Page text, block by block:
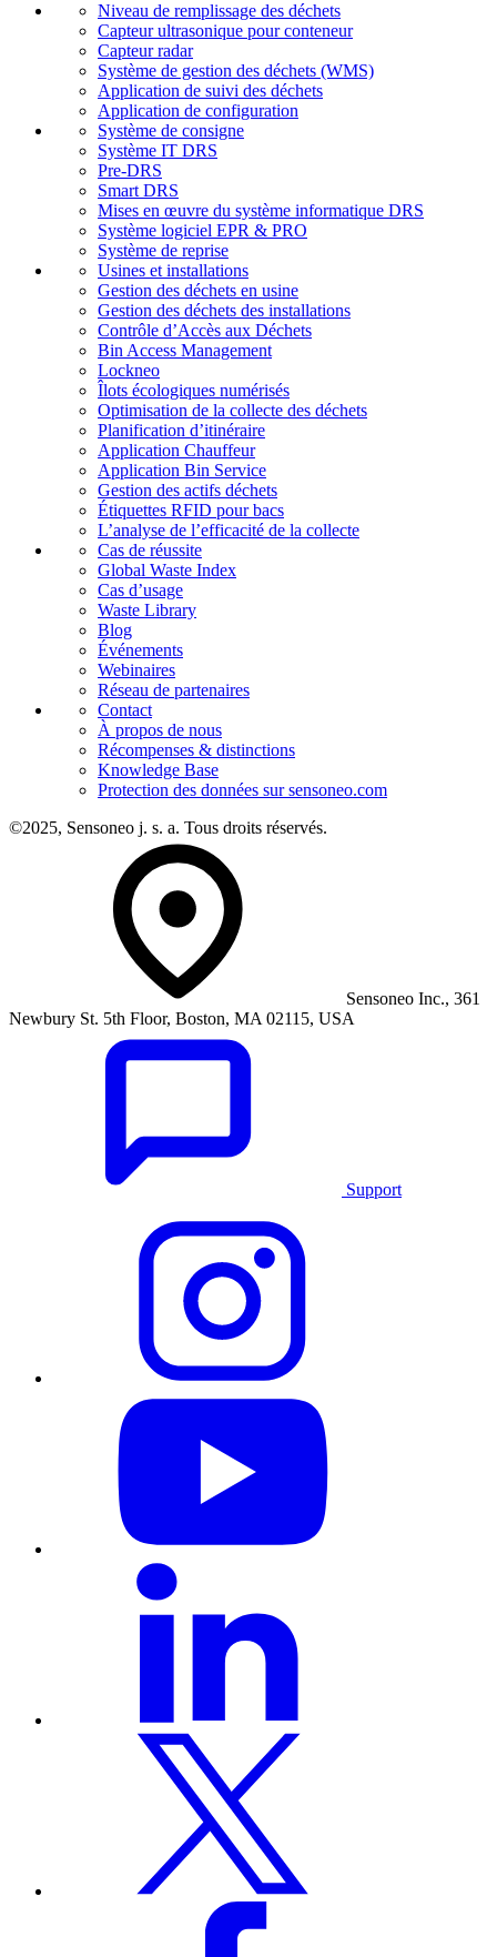
Niveau de remplissage des déchets
Capteur ultrasonique pour conteneur
Capteur radar
Système de gestion des déchets (WMS)
Application de suivi des déchets
Application de configuration
Système de consigne
Système IT DRS
Pre-DRS
Smart DRS
Mises en œuvre du système informatique DRS
Système logiciel EPR & PRO
Système de reprise
Usines et installations
Gestion des déchets en usine
Gestion des déchets des installations
Contrôle d’Accès aux Déchets
Bin Access Management
Lockneo
Îlots écologiques numérisés
Optimisation de la collecte des déchets
Planification d’itinéraire
Application Chauffeur
Application Bin Service
Gestion des actifs déchets
Étiquettes RFID pour bacs
L’analyse de l’efficacité de la collecte
Cas de réussite
Global Waste Index
Cas d’usage
Waste Library
Blog
Événements
Webinaires
Réseau de partenaires
Contact
À propos de nous
Récompenses & distinctions
Knowledge Base
Protection des données sur sensoneo.com
©2025, Sensoneo j. s. a. Tous droits réservés.
Sensoneo Inc., 361
Newbury St. 5th Floor, Boston, MA 02115, USA
Support